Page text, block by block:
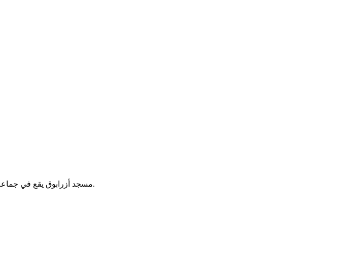
مسجد أزرابوق يقع في جماعة مجاط بإقليم شيشاوة، المغرب. يُستخدم لأداء الصلوات الخمس والجمعة دون خدمات إضافية موثقة.